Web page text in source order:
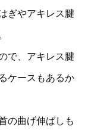
ぎやアキレス腱
で、アキレス腱
ケースもあるか
の曲げ伸ばしも